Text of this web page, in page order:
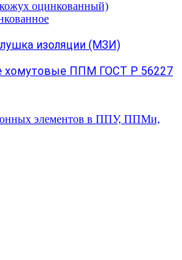
оцинкованный)
изоляции (МЗИ)
хомутовые ППМ ГОСТ Р 56227
элементов в ППУ, ППМи,